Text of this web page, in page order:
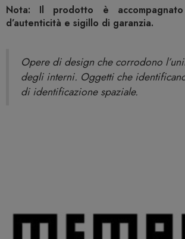
Nota: Il prodotto è
d’autenticità e sigillo di garanzia.
Opere di design che corrodono
degli interni. Oggetti che
di identificazione spaziale.